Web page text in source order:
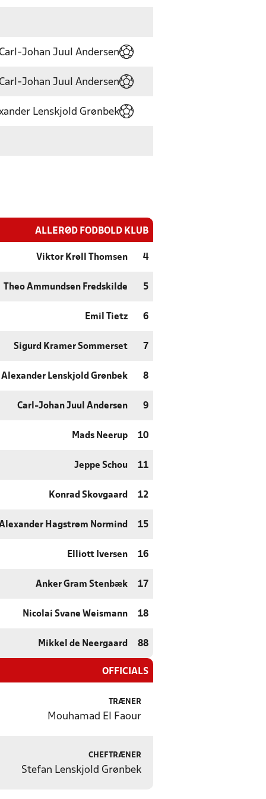
Johan Juul Andersen
Johan Juul Andersen
Lenskjold Grønbek
ALLERØD FODBOLD KLUB
Viktor Krøll Thomsen 4
Theo Ammundsen Fredskilde 5
Emil Tietz 6
Sigurd Kramer Sommerset 7
Alexander Lenskjold Grønbek 8
Carl-Johan Juul Andersen 9
Mads Neerup 10
Jeppe Schou 11
Konrad Skovgaard 12
Hagstrøm Normind 15
Elliott Iversen 16
Anker Gram Stenbæk 17
Nicolai Svane Weismann 18
Mikkel de Neergaard 88
OFFICIALS
TRÆNER
Mouhamad El Faour
CHEFTRÆNER
Stefan Lenskjold Grønbek